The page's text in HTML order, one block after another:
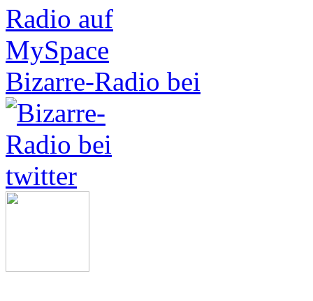
Bizarre-Radio bei